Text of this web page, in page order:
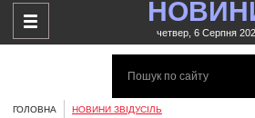
четвер, 6 Серпня
ГОЛОВНА НОВИНИ ЗВІДУСІЛЬ